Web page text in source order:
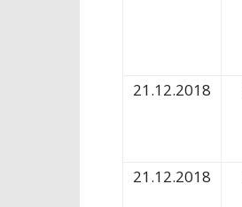
21.12.2018
21.12.2018